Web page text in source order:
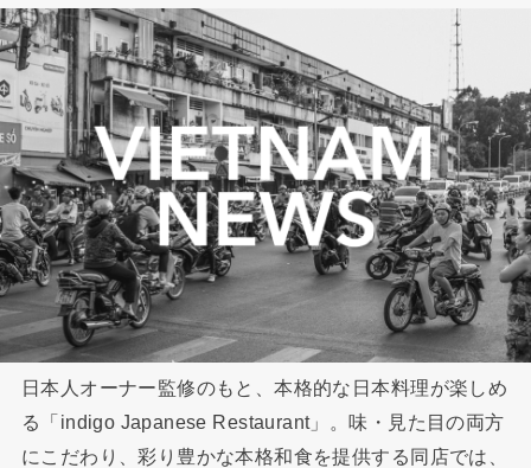
日本人オーナー監修のもと、本格的な日本料理が楽しめ
る「indigo Japanese Restaurant」。味・見た目の両方
にこだわり、彩り豊かな本格和食を提供する同店では、